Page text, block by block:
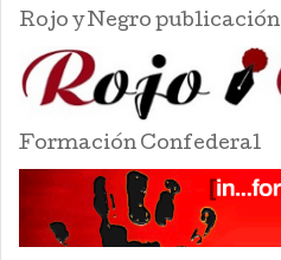
Rojo y Negro publicación
Formación Confederal